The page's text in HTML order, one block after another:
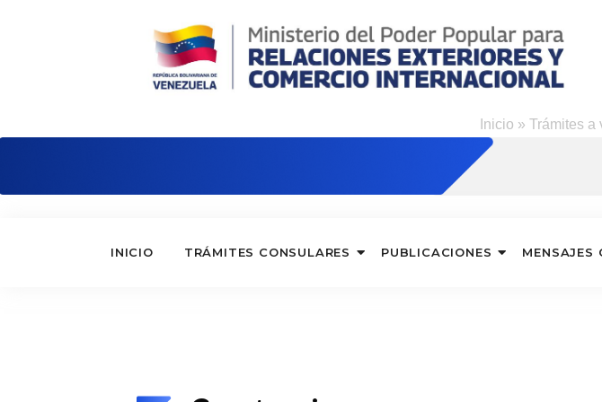
Inicio »Trámites a
INICIO TRÁMITES CONSULARES PUBLICACIONES MENSAJES